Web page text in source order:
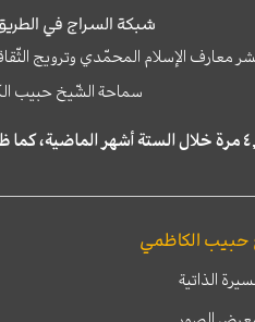
شبكة السراج في
معارف الإسلام المحمّدي وترويج
سماحة الشّيخ حبيب
حبيب الكاظمي
الذاتية